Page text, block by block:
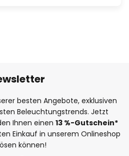
besten Angebote, exklusiven
Beleuchtungstrends. Jetzt
Ihnen einen 13 %-Gutschein*
Einkauf in unserem Onlineshop
können!